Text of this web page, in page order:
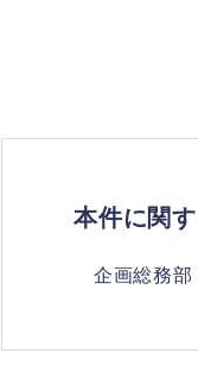
本件に関
企画総務